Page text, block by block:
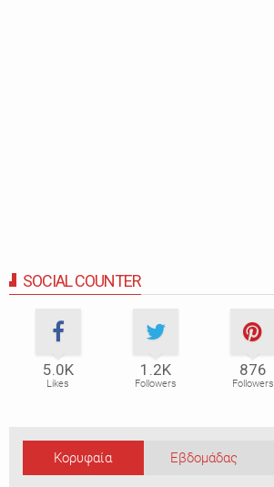
SOCIAL COUNTER
5.0Κ
Likes
1.2Κ
Followers
876
Followers
Κορυφαία Εβδομάδας